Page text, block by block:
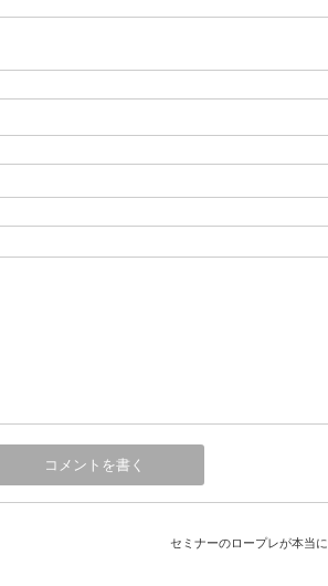
セミナーのロープレが本当